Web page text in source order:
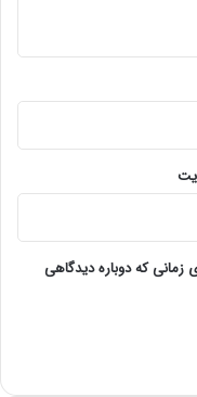
زمانی که دوباره دیدگاهی